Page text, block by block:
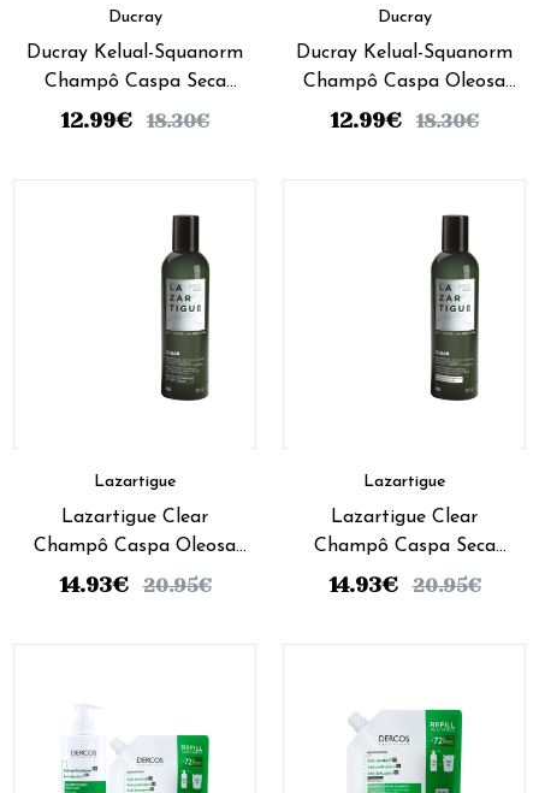
Ducray
Ducray Kelual-Squanorm
Champô Caspa Seca
Recarga 400ml
12.99€ 18.30€
Ducray
Ducray Kelual-Squanorm
Champô Caspa Oleosa
Recarga 400ml
12.99€ 18.30€
Lazartigue
Lazartigue Clear
Champô Caspa Oleosa
250Ml
14.93€ 20.95€
Lazartigue
Lazartigue Clear
Champô Caspa Seca
250Ml
14.93€ 20.95€